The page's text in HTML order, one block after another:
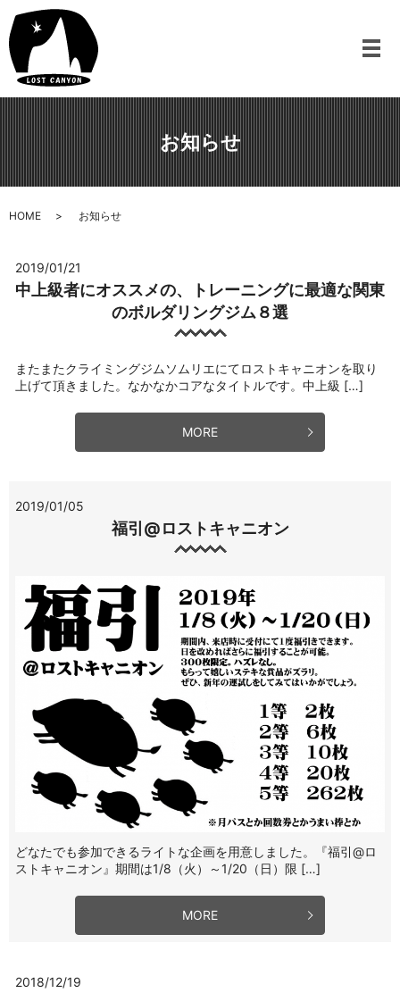
メ
お知らせ
HOME お知らせ
2019/01/21
中上級者にオススメの、トレーニングに最適な関東
のボルダリングジム８選
またまたクライミングジムソムリエにてロストキャニオンを取り
上げて頂きました。なかなかコアなタイトルです。中上級 […]
MORE
2019/01/05
福引@ロストキャニオン
どなたでも参加できるライトな企画を用意しました。『福引@ロ
ストキャニオン』期間は1/8（火）～1/20（日）限 […]
MORE
2018/12/19